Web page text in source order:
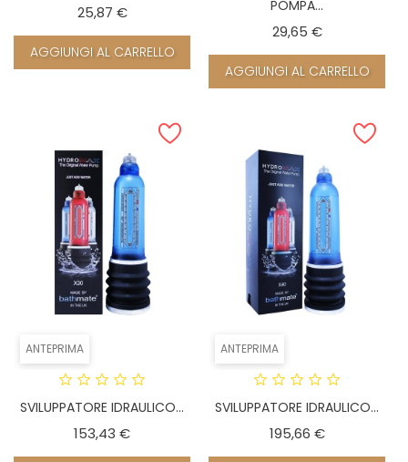
25,87 €Prezzo
AGGIUNGI AL CARRELLO
POMPA...
29,65 €Prezzo
AGGIUNGI AL CARRELLO
ANTEPRIMA
SVILUPPATORE IDRAULICO...
153,43 €Prezzo
ANTEPRIMA
SVILUPPATORE IDRAULICO...
195,66 €Prezzo